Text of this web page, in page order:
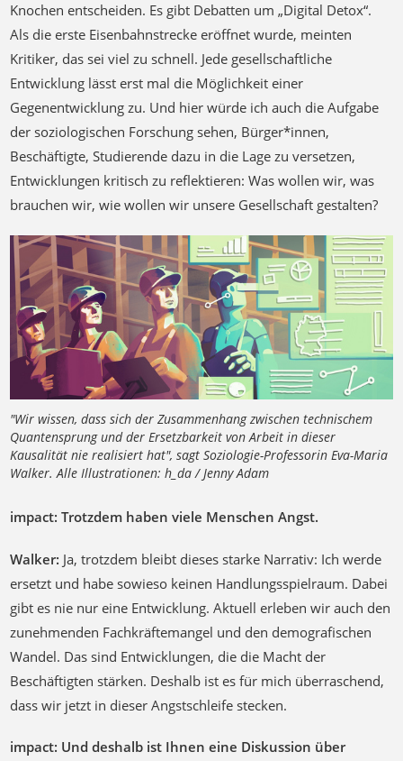
Knochen entscheiden. Es gibt Debatten um „Digital Detox“.
Als die erste Eisenbahnstrecke eröffnet wurde, meinten
Kritiker, das sei viel zu schnell. Jede gesellschaftliche
Entwicklung lässt erst mal die Möglichkeit einer
Gegenentwicklung zu. Und hier würde ich auch die Aufgabe
der soziologischen Forschung sehen, Bürger*innen,
Beschäftigte, Studierende dazu in die Lage zu versetzen,
Entwicklungen kritisch zu reflektieren: Was wollen wir, was
brauchen wir, wie wollen wir unsere Gesellschaft gestalten?
"Wir wissen, dass sich der Zusammenhang zwischen technischem
Quantensprung und der Ersetzbarkeit von Arbeit in dieser
Kausalität nie realisiert hat", sagt Soziologie-Professorin Eva-Maria
Walker. Alle Illustrationen: h_da / Jenny Adam
impact: Trotzdem haben viele Menschen Angst.
Walker: Ja, trotzdem bleibt dieses starke Narrativ: Ich werde
ersetzt und habe sowieso keinen Handlungsspielraum. Dabei
gibt es nie nur eine Entwicklung. Aktuell erleben wir auch den
zunehmenden Fachkräftemangel und den demografischen
Wandel. Das sind Entwicklungen, die die Macht der
Beschäftigten stärken. Deshalb ist es für mich überraschend,
dass wir jetzt in dieser Angstschleife stecken.
impact: Und deshalb ist Ihnen eine Diskussion über